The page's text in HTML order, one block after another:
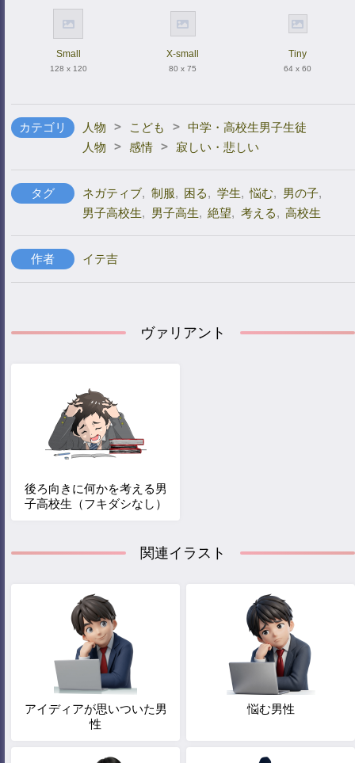
Small
128 x 120
X-small
80 x 75
Tiny
64 x 60
カテゴリ 人物 > こども > 中学・高校生男子生徒
人物
> 感情 > 寂しい・悲しい
タグ ネガティブ, 制服, 困る, 学生, 悩む, 男の子,
男子高校生, 男子高生, 絶望, 考える, 高校生
作者 イテ吉
ヴァリアント
後ろ向きに何かを考える男
子高校生（フキダシなし）
関連イラスト
アイディアが思いついた男
性
悩む男性